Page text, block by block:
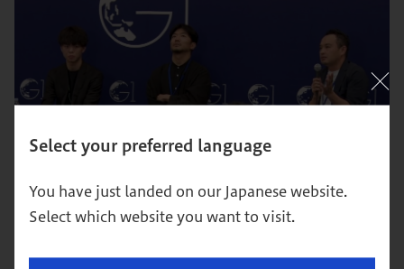
Select your preferred language
You have just landed on our Japanese website.
Select which website you want to visit.
「具体的には、カスタマーと技術者をつなぐ役割が重要で
ことができますが、一方で顧客はどういう人で、その人た